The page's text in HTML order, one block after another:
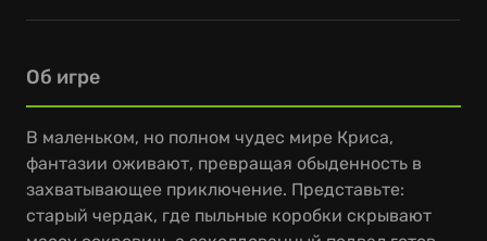
Об игре
В маленьком, но полном чудес мире Криса,
фантазии оживают, превращая обыденность в
захватывающее приключение. Представьте:
старый чердак, где пыльные коробки скрывают